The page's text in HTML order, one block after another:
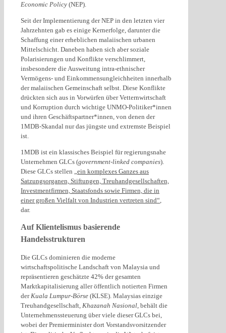
Economic Policy (NEP).
Seit der Implementierung der NEP in den letzten vier
Jahrzehnten gab es einige Kernerfolge, darunter die
Schaffung einer erheblichen malaiischen urbanen
Mittelschicht. Daneben haben sich aber soziale
Polarisierungen und Konflikte verschlimmert,
insbesondere die Ausweitung intra-ethnischer
Vermögens- und Einkommensungleichheiten innerhalb
der malaiischen Gemeinschaft selbst. Diese Konflikte
drückten sich aus in Vorwürfen über Vetternwirtschaft
und Korruption durch wichtige UNMO-Politiker*innen
und ihren Geschäftspartner*innen, von denen der
1MDB-Skandal nur das jüngste und extremste Beispiel
ist.
1MDB ist ein klassisches Beispiel für regierungsnahe
Unternehmen GLCs (government-linked companies).
Diese GLCs stellen „ein komplexes Ganzes aus
Satzungsorganen, Stiftungen, Treuhandgesellschaften,
Investmentfirmen, Staatsfonds sowie Firmen, die in
einer großen Vielfalt von Industrien vertreten sind“,
dar.
Auf Klientelismus basierende
Handelsstrukturen
Die GLCs dominieren die moderne
wirtschaftspolitische Landschaft von Malaysia und
repräsentieren geschätzte 42% der gesamten
Marktkapitalisierung aller öffentlich notierten Firmen
der Kuala Lumpur-Börse (KLSE). Malaysias einzige
Treuhandgesellschaft, Khazanah Nasional , behält die
Unternehmenssteuerung über viele dieser GLCs bei,
wobei der Premierminister dort Vorstandsvorsitzender